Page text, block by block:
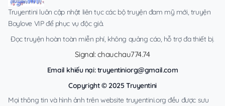
Truyentini luôn cập nhật liên tục các bộ truyện đam mỹ mới, truyện
Boylove VIP để phục vụ độc giả.
Đọc truyện hoàn toàn miễn phí, không quảng cáo, hỗ trợ đa thiết bị.
Signal: chauchau774.74
Email khiếu nại:truyentiniorg@gmail.com
Copyright © 2025 Truyentini
Mọi thông tin và hình ảnh trên website truyentini.org đều được sưu